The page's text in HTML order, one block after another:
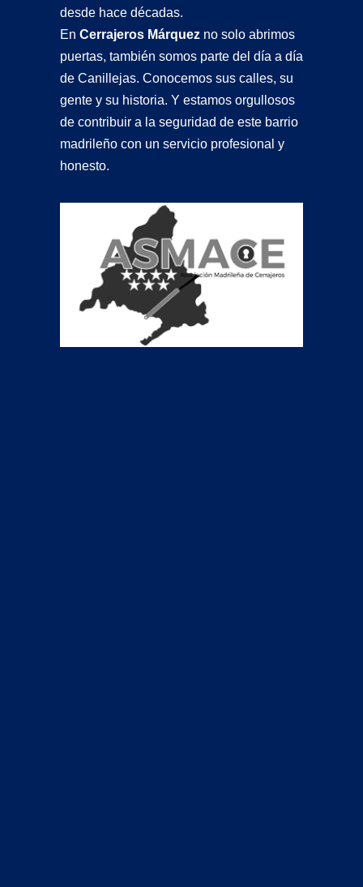
desde hace décadas.
En Cerrajeros Márquez no solo abrimos
puertas, también somos parte del día a día
de Canillejas. Conocemos sus calles, su
gente y su historia. Y estamos orgullosos
de contribuir a la seguridad de este barrio
madrileño con un servicio profesional y
honesto.